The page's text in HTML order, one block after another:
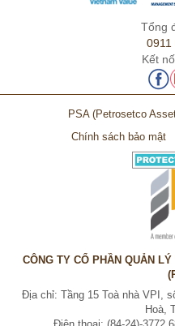
Tổng
0911
Kết
PSA (Petrosetco
Chính sách bảo mật
CÔNG TY CỔ PHẦN QUẢN
Địa chỉ: Tầng 15 Toà nhà VPI,
Hoà,